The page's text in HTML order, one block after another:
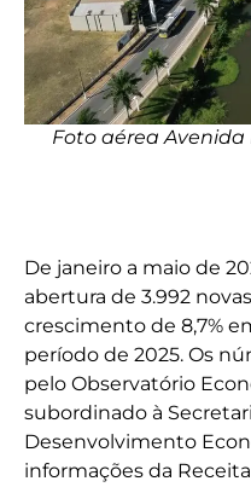
Foto aérea Avenida
De janeiro a maio de
abertura de 3.992
crescimento de 8,7%
período de 2025. Os
pelo Observatório
subordinado à
Desenvolvimento
informações da